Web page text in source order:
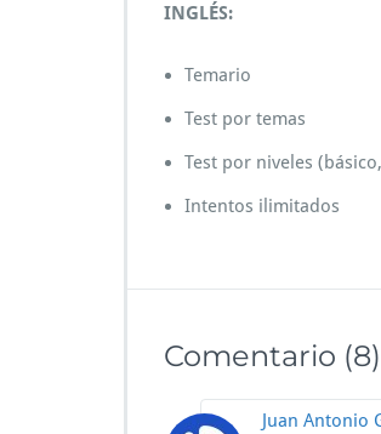
INGLÉS:
Temario
Test por temas
Test por niveles
Intentos ilimitados
Comentario (8)
Juan Antonio